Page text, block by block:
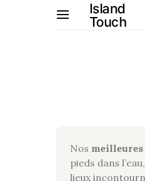
Island
Touch
Nos meilleures
pieds dans
lieux